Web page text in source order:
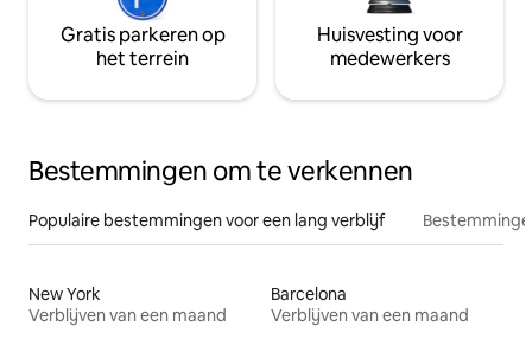
Gratis parkeren op
het terrein
Huisvesting voor
medewerkers
Bestemmingen om te verkennen
Populaire bestemmingen voor een lang verblijf
New York
Verblijven van een maand
Barcelona
Verblijven van een maand